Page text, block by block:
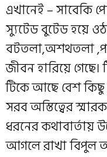
এখানেই – সাবেকি
স্যুটেড বুটেড হয়ে
বটতলা,অশথতলা
জীবন হারিয়ে
টিকে আছে বেশ
সরব অস্তিত্বের
ধরনের
আগলে রাখা বিপুল